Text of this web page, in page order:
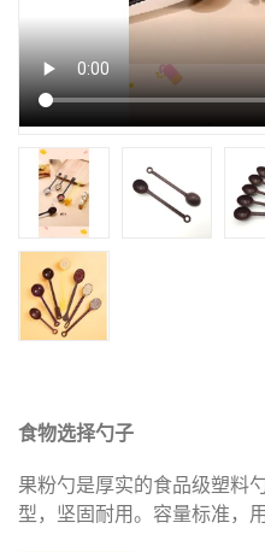
食物选择勺子
果粉勺是厚实的食品级塑料
型，坚固耐用。容量标准，